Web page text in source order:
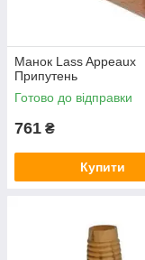
Манок Lass Appeaux
Припутень
Готово до відправки
761 ₴
Купити